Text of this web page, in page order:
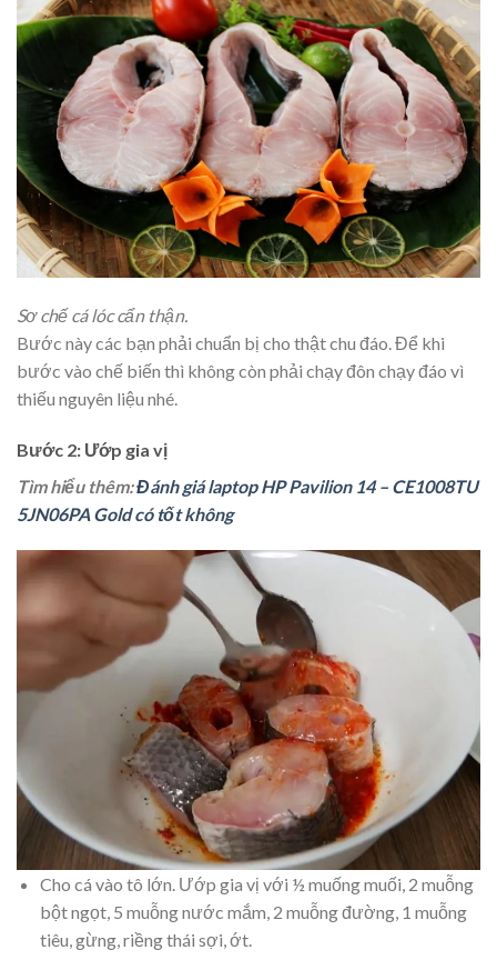
Sơ chế cá lóc cẩn thận.
Bước này các bạn phải chuẩn bị cho thật chu đáo. Để khi
bước vào chế biến thì không còn phải chạy đôn chạy đáo vì
thiếu nguyên liệu nhé.
Bước 2: Ướp gia vị
Tìm hiểu thêm:Đánh giá laptop HP Pavilion 14 – CE1008TU
5JN06PA Gold có tốt không
Cho cá vào tô lớn. Ướp gia vị với ½ muống muối, 2 muỗng
bột ngọt, 5 muỗng nước mắm, 2 muỗng đường, 1 muỗng
tiêu, gừng, riềng thái sợi, ớt.